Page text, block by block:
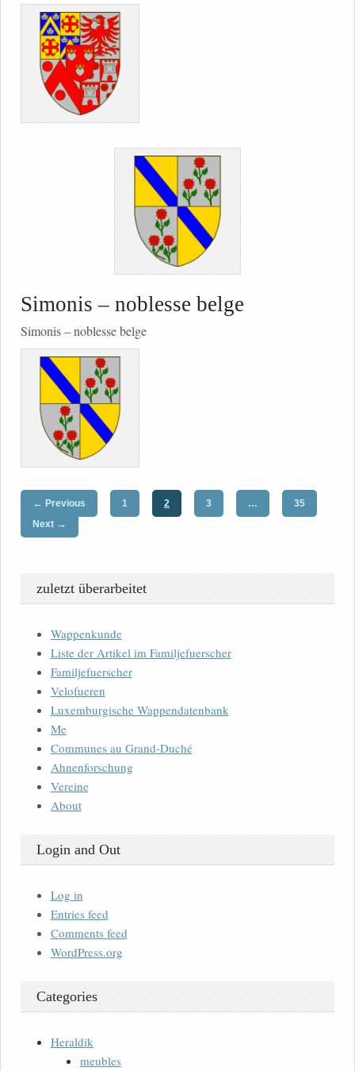
Simonis – noblesse belge
Simonis – noblesse belge
← Previous 1 2 3 …
35
Next →
zuletzt überarbeitet
Wappenkunde
Liste der Artikel im Familjefuerscher
Familjefuerscher
Velofueren
Luxemburgische Wappendatenbank
Me
Communes au Grand-Duché
Ahnenforschung
Vereine
About
Login and Out
Log in
Entries feed
Comments feed
WordPress.org
Categories
Heraldik
meubles